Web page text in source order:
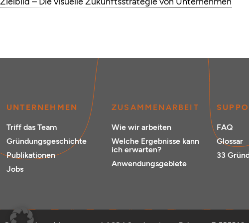
UNTERNEHMEN
Triff das Team
Gründungsgeschichte
Publikationen
Jobs
ZUSAMMENARBEIT
Wie wir arbeiten
Welche Ergebnisse kann
ich erwarten?
Anwendungsgebiete
FAQ
Glossar
33